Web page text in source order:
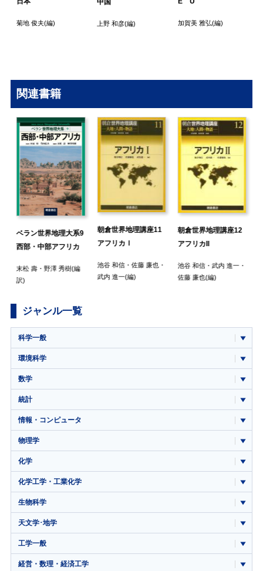
菊地 俊夫(編) 上野 和彦(編) 加賀美 雅弘(編)
関連書籍
ベラン世界地理大系9
西部・中部アフリカ
末松 壽・ 野澤 秀樹(編
訳)
朝倉世界地理講座11
アフリカＩ
池谷 和信・佐藤 廉也・
武内 進一(編)
朝倉世界地理講座12
アフリカII
池谷 和信・武内 進一・
佐藤 廉也(編)
ジャンル一覧
科学一般
環境科学
数学
統計
情報・コンピュータ
物理学
化学
化学工学・工業化学
生物科学
天文学･地学
工学一般
経営・数理・経済工学